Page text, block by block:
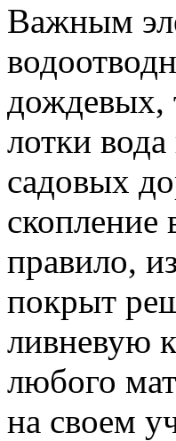
Важным
дождевых,
лотки
садовых
правило,
покрыт
ливневую
любого
на своем